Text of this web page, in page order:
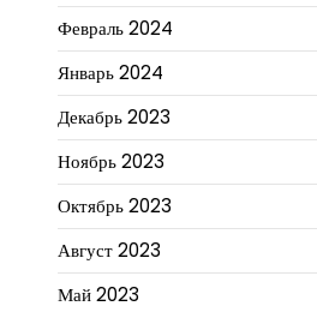
Февраль 2024
Январь 2024
Декабрь 2023
Ноябрь 2023
Октябрь 2023
Август 2023
Май 2023